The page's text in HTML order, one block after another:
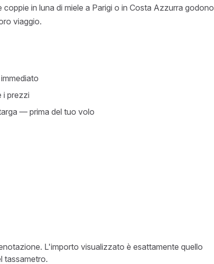
in luna di miele a Parigi o in Costa Azzurra godono
viaggio.
i prezzi
— prima del tuo volo
L'importo visualizzato è esattamente quello
tassametro.